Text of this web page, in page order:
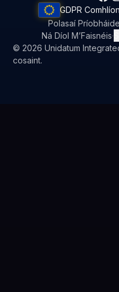
GDPR
Polasaí
Ná Díol M’Faisnéis·
© 2026 Unidatum
cosaint.